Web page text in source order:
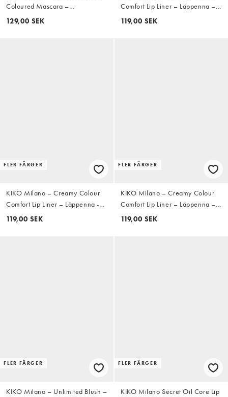
Coloured Mascara –
Ögonbrynsmascara - 02 Fair
129,00 SEK
Comfort Lip Liner – Läppenna –
12 Cremisi
119,00 SEK
FLER FÄRGER
KIKO Milano – Creamy Colour
Comfort Lip Liner – Läppenna -
07 Mocaccino
119,00 SEK
FLER FÄRGER
KIKO Milano – Creamy Colour
Comfort Lip Liner – Läppenna –
23 Light Mauve
119,00 SEK
FLER FÄRGER
KIKO Milano – Unlimited Blush –
FLER FÄRGER
KIKO Milano Secret Oil Core Lip